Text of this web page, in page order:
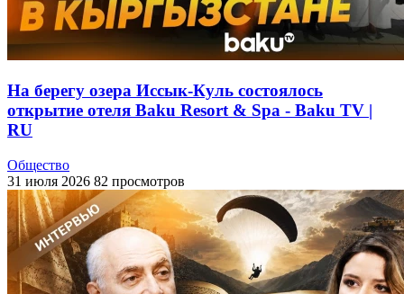
На берегу озера Иссык-Куль состоялось
открытие отеля Baku Resort & Spa - Baku TV |
RU
Общество
31 июля 2026 82 просмотров